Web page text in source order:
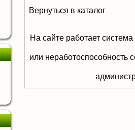
Вернуться в каталог
На сайте работает
или неработоспособность